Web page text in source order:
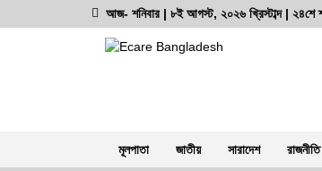
to
আজ- শনিবার | ৮ই আগস্ট, ২০২৬ খ্রিস্টাব্দ | ২৪শে
মূলপাতা জাতীয় সারাদেশ রাজনীতি